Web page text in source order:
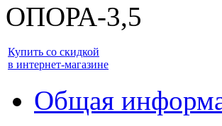
ОПОРА-3,5
Купить со скидкой
в интернет-магазине
Общая